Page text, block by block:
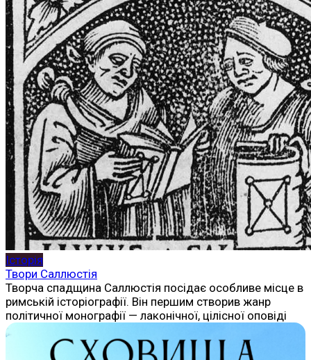
Історія
Твори Саллюстія
Творча спадщина Саллюстія посідає особливе місце в
римській історіографії. Він першим створив жанр
політичної монографії — лаконічної, цілісної оповіді